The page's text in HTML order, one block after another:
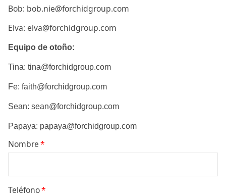
Bob: bob.nie@forchidgroup.com
Elva: elva@forchidgroup.com
Equipo de otoño:
Tina: tina@forchidgroup.com
Fe: faith@forchidgroup.com
Sean: sean@forchidgroup.com
Papaya: papaya@forchidgroup.com
Nombre*
Teléfono*